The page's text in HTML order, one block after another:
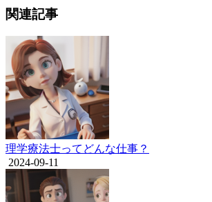
関連記事
理学療法士ってどんな仕事？
2024-09-11